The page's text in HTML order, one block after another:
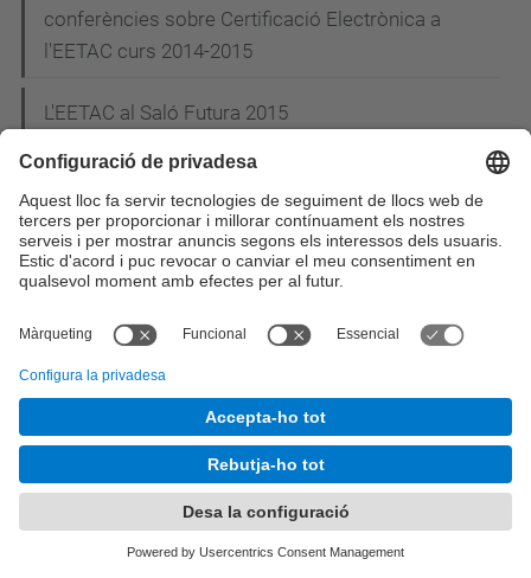
conferències sobre Certificació Electrònica a
l'EETAC curs 2014-2015
L'EETAC al Saló Futura 2015
L'EETAC al Saló de l'Ensenyament 2015
Dijous 19 de març - Proves Cangur de
Matemàtiques al Campus
Un professor de l'EETAC i la seva start-up presenta
12 de Març - Conferència a càrrec del comandant
Carles Puente, un dels guardonats a la 20a Nit de
les Telecomunicacions i la Informàtica